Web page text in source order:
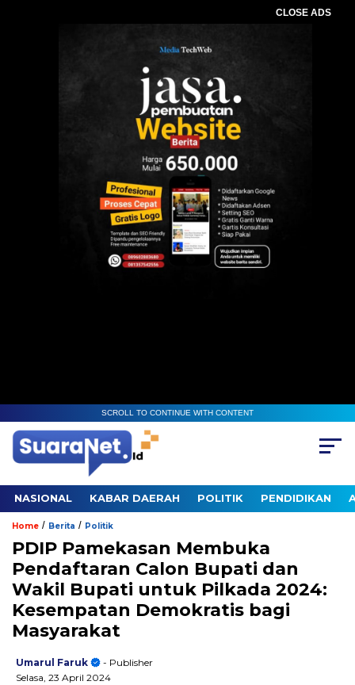
CLOSE ADS
SCROLL TO CONTINUE WITH CONTENT
NASIONAL KABAR DAERAH POLITIK PENDIDIKAN
Home / Berita / Politik
PDIP Pamekasan Membuka
Pendaftaran Calon Bupati dan
Wakil Bupati untuk Pilkada 2024:
Kesempatan Demokratis bagi
Masyarakat
Umarul Faruk
- Publisher
Selasa, 23 April 2024